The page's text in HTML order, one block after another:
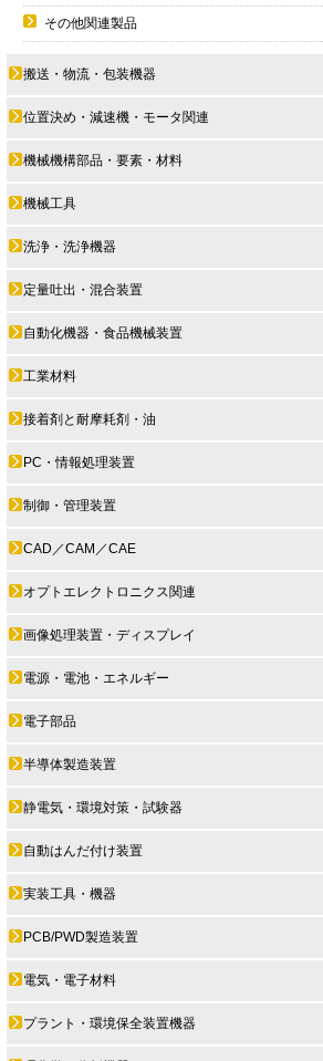
その他関連製品
搬送・物流・包装機器
位置決め・減速機・モータ関連
機械機構部品・要素・材料
機械工具
洗浄・洗浄機器
定量吐出・混合装置
自動化機器・食品機械装置
工業材料
接着剤と耐摩耗剤・油
PC・情報処理装置
制御・管理装置
CAD／CAM／CAE
オプトエレクトロニクス関連
画像処理装置・ディスプレイ
電源・電池・エネルギー
電子部品
半導体製造装置
静電気・環境対策・試験器
自動はんだ付け装置
実装工具・機器
PCB/PWD製造装置
電気・電子材料
プラント・環境保全装置機器